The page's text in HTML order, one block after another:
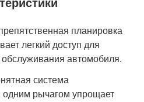
планировка
легкий доступ для
автомобиля.
система
одним рычагом упрощает